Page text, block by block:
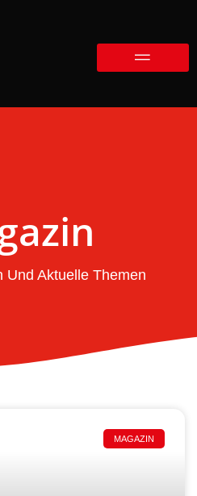
Und Aktuelle Themen
MAGAZIN